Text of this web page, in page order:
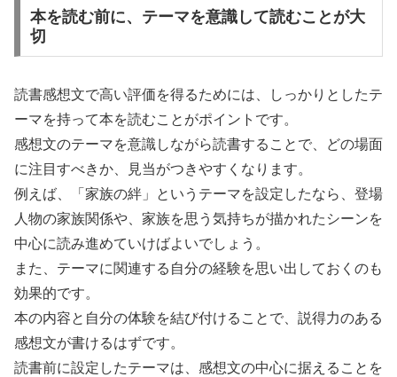
本を読む前に、テーマを意識して読むことが大
切
読書感想文で高い評価を得るためには、しっかりとしたテ
ーマを持って本を読むことがポイントです。
感想文のテーマを意識しながら読書することで、どの場面
に注目すべきか、見当がつきやすくなります。
例えば、「家族の絆」というテーマを設定したなら、登場
人物の家族関係や、家族を思う気持ちが描かれたシーンを
中心に読み進めていけばよいでしょう。
また、テーマに関連する自分の経験を思い出しておくのも
効果的です。
本の内容と自分の体験を結び付けることで、説得力のある
感想文が書けるはずです。
読書前に設定したテーマは、感想文の中心に据えることを